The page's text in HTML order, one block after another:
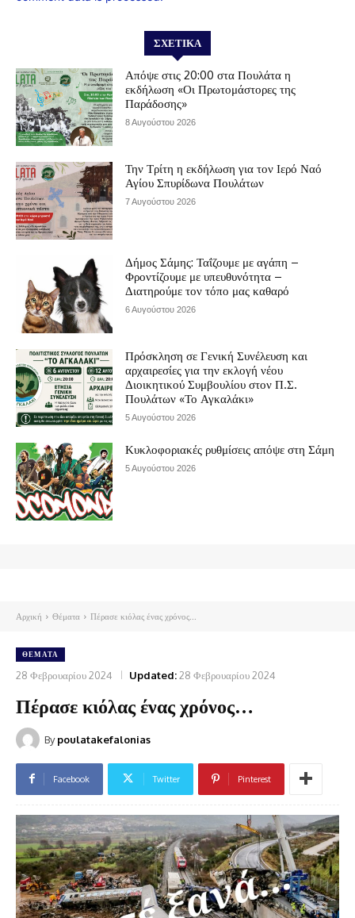
ΣΧΕΤΙΚΆ
Απόψε στις 20:00 στα Πουλάτα η
εκδήλωση «Οι Πρωτομάστορες της
Παράδοσης»
8 Αυγούστου 2026
Την Τρίτη η εκδήλωση για τον Ιερό Ναό
Αγίου Σπυρίδωνα Πουλάτων
7 Αυγούστου 2026
Δήμος Σάμης: Ταΐζουμε με αγάπη –
Φροντίζουμε με υπευθυνότητα –
Διατηρούμε τον τόπο μας καθαρό
6 Αυγούστου 2026
Πρόσκληση σε Γενική Συνέλευση και
αρχαιρεσίες για την εκλογή νέου
Διοικητικού Συμβουλίου στον Π.Σ.
Πουλάτων «Το Αγκαλάκι»
5 Αυγούστου 2026
Κυκλοφοριακές ρυθμίσεις απόψε στη Σάμη
5 Αυγούστου 2026